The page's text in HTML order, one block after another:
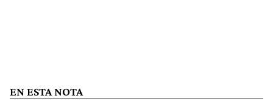
EN ESTA NOTA